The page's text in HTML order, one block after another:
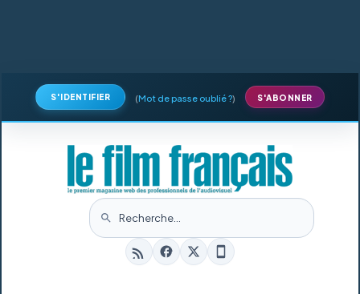
S'IDENTIFIER (Mot de passe oublié ?) S'ABONNER